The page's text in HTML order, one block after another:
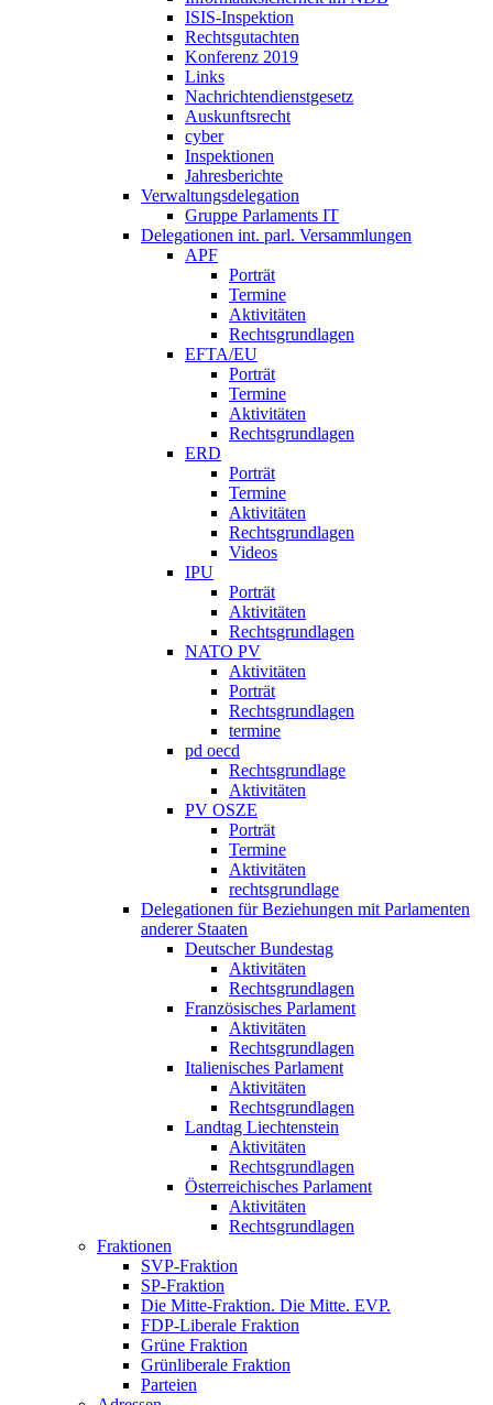
ISIS-Inspektion
Rechtsgutachten
Konferenz 2019
Links
Nachrichtendienstgesetz
Auskunftsrecht
cyber
Inspektionen
Jahresberichte
Verwaltungsdelegation
Gruppe Parlaments IT
Delegationen int. parl. Versammlungen
APF
Porträt
Termine
Aktivitäten
Rechtsgrundlagen
EFTA/EU
Porträt
Termine
Aktivitäten
Rechtsgrundlagen
ERD
Porträt
Termine
Aktivitäten
Rechtsgrundlagen
Videos
IPU
Porträt
Aktivitäten
Rechtsgrundlagen
NATO PV
Aktivitäten
Porträt
Rechtsgrundlagen
termine
pd oecd
Rechtsgrundlage
Aktivitäten
PV OSZE
Porträt
Termine
Aktivitäten
rechtsgrundlage
Delegationen für Beziehungen mit Parlamenten
anderer Staaten
Deutscher Bundestag
Aktivitäten
Rechtsgrundlagen
Französisches Parlament
Aktivitäten
Rechtsgrundlagen
Italienisches Parlament
Aktivitäten
Rechtsgrundlagen
Landtag Liechtenstein
Aktivitäten
Rechtsgrundlagen
Österreichisches Parlament
Aktivitäten
Rechtsgrundlagen
Fraktionen
SVP-Fraktion
SP-Fraktion
Die Mitte-Fraktion. Die Mitte. EVP.
FDP-Liberale Fraktion
Grüne Fraktion
Grünliberale Fraktion
Parteien